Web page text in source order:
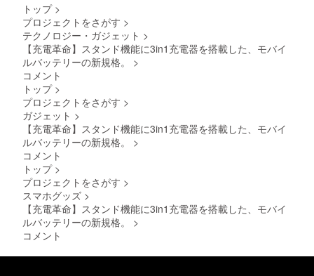
ださい
ますよ
ターン
価格は
割引率
は製品
に対す
CAMPF
わせく
があり
あり
（適格
のある
インボ
予定価
格より
ご注文
状況、
上の都
合等に
る場合
トップ >
プロジェクトをさがす >
テクノロジー・ガジェット >
【充電革命】スタンド機能に3in1充電器を搭載した、モバイ
ルバッテリーの新規格。
>
コメント
トップ >
プロジェクトをさがす >
ガジェット >
【充電革命】スタンド機能に3in1充電器を搭載した、モバイ
ルバッテリーの新規格。
>
コメント
トップ >
プロジェクトをさがす >
スマホグッズ >
【充電革命】スタンド機能に3in1充電器を搭載した、モバイ
ルバッテリーの新規格。
>
コメント